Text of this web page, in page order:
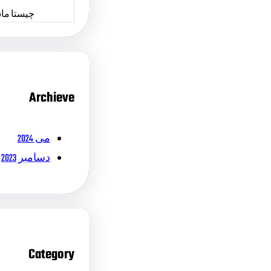
چیستا
Archieve
می 2024
دسامبر 2023
Category